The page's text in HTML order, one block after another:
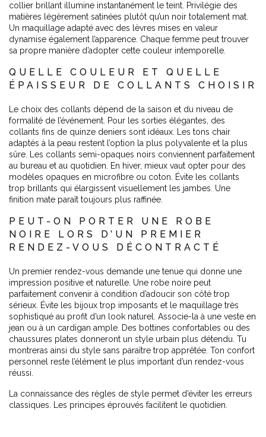
collier brillant illumine instantanément le teint. Privilégie des
matières légèrement satinées plutôt qu’un noir totalement mat.
Un maquillage adapté avec des lèvres mises en valeur
dynamise également l’apparence. Chaque femme peut trouver
sa propre manière d’adopter cette couleur intemporelle.
QUELLE COULEUR ET QUELLE
ÉPAISSEUR DE COLLANTS CHOISIR
Le choix des collants dépend de la saison et du niveau de
formalité de l’événement. Pour les sorties élégantes, des
collants fins de quinze deniers sont idéaux. Les tons chair
adaptés à la peau restent l’option la plus polyvalente et la plus
sûre. Les collants semi-opaques noirs conviennent parfaitement
au bureau et au quotidien. En hiver, mieux vaut opter pour des
modèles opaques en microfibre ou coton. Évite les collants
trop brillants qui élargissent visuellement les jambes. Une
finition mate paraît toujours plus raffinée.
PEUT-ON PORTER UNE ROBE
NOIRE LORS D’UN PREMIER
RENDEZ-VOUS DÉCONTRACTÉ
Un premier rendez-vous demande une tenue qui donne une
impression positive et naturelle. Une robe noire peut
parfaitement convenir à condition d’adoucir son côté trop
sérieux. Évite les bijoux trop imposants et le maquillage très
sophistiqué au profit d’un look naturel. Associe-la à une veste en
jean ou à un cardigan ample. Des bottines confortables ou des
chaussures plates donneront un style urbain plus détendu. Tu
montreras ainsi du style sans paraître trop apprêtée. Ton confort
personnel reste l’élément le plus important d’un rendez-vous
réussi.
La connaissance des règles de style permet d’éviter les erreurs
classiques. Les principes éprouvés facilitent le quotidien.